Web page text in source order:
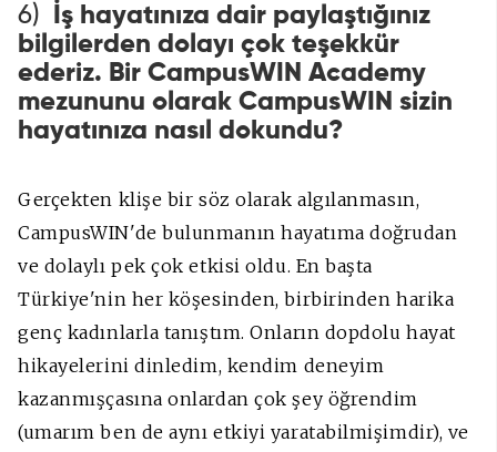
6)
İş hayatınıza dair paylaştığınız
bilgilerden dolayı çok teşekkür
ederiz. Bir CampusWIN Academy
mezununu olarak CampusWIN sizin
hayatınıza nasıl dokundu?
Gerçekten klişe bir söz olarak algılanmasın,
CampusWIN'de bulunmanın hayatıma doğrudan
ve dolaylı pek çok etkisi oldu. En başta
Türkiye'nin her köşesinden, birbirinden harika
genç kadınlarla tanıştım. Onların dopdolu hayat
hikayelerini dinledim, kendim deneyim
kazanmışçasına onlardan çok şey öğrendim
(umarım ben de aynı etkiyi yaratabilmişimdir), ve